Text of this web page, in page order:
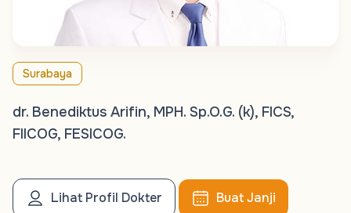
Surabaya
dr. Benediktus Arifin, MPH. Sp.O.G. (k), FICS,
FIICOG, FESICOG.
Lihat Profil Dokter Buat Janji